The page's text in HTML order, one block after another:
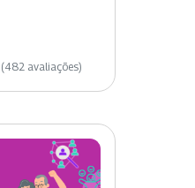
(482 avaliações)